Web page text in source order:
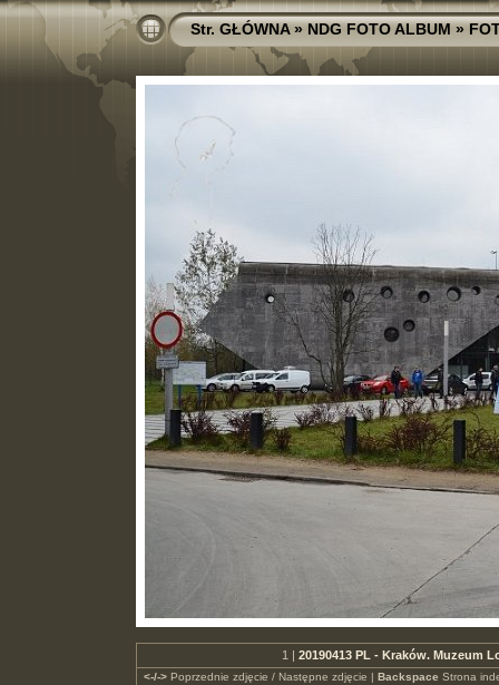
Str. GŁÓWNA»NDG FOTO ALBUM»
1 | 20190413 PL - Kraków. Muzeum
<-/->Poprzednie zdjęcie / Następne zdjęcie | Backspace Strona